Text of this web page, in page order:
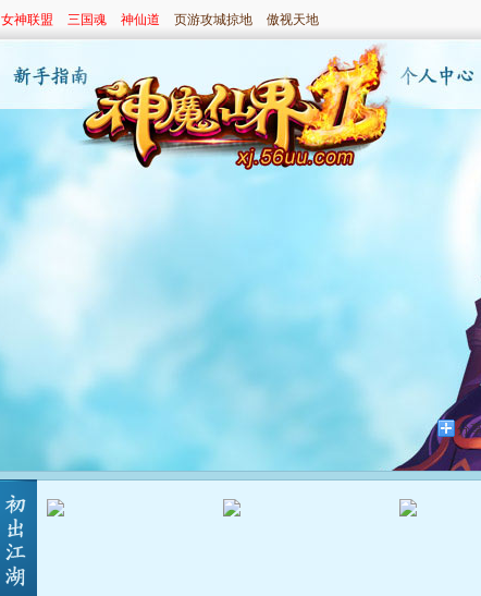
女神联盟 三国魂 神仙道 页游攻城掠地 傲视天地
分